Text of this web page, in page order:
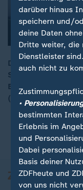
Die iranische
Staatsagentur Irna
Einschätzungen von
(Pakistan) und
darüber hinaus
speichern und/
deine Daten
Dritte weiter, die
Dienstleister
auch nicht zu
•
bestimmten
Erlebnis im
und
Dabei
Basis deiner
ZDFheute und
von uns nicht